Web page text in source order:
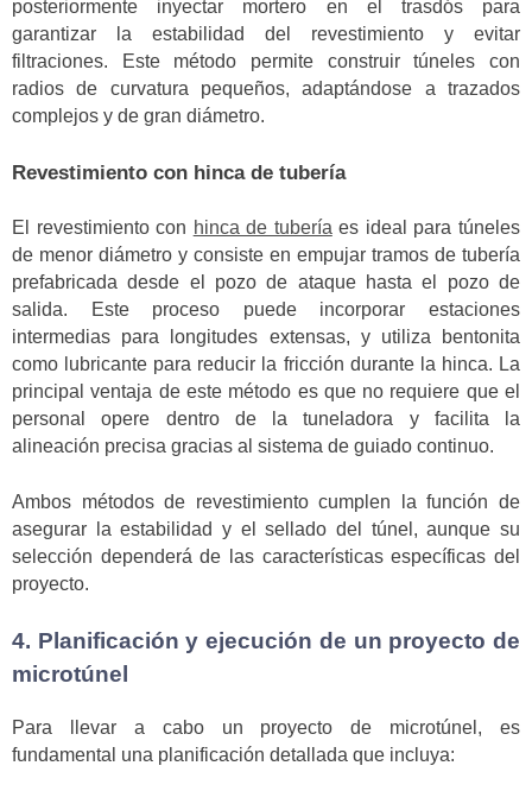
posteriormente inyectar mortero en el trasdós para
garantizar la estabilidad del revestimiento y evitar
filtraciones. Este método permite construir túneles con
radios de curvatura pequeños, adaptándose a trazados
complejos y de gran diámetro.
Revestimiento con hinca de tubería
El revestimiento con hinca de tuberíaes ideal para túneles
de menor diámetro y consiste en empujar tramos de tubería
prefabricada desde el pozo de ataque hasta el pozo de
salida. Este proceso puede incorporar estaciones
intermedias para longitudes extensas, y utiliza bentonita
como lubricante para reducir la fricción durante la hinca. La
principal ventaja de este método es que no requiere que el
personal opere dentro de la tuneladora y facilita la
alineación precisa gracias al sistema de guiado continuo.
Ambos métodos de revestimiento cumplen la función de
asegurar la estabilidad y el sellado del túnel, aunque su
selección dependerá de las características específicas del
proyecto.
4. Planificación y ejecución de un proyecto de
microtúnel
Para llevar a cabo un proyecto de microtúnel, es
fundamental una planificación detallada que incluya: